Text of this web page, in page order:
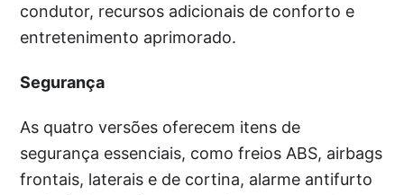
condutor, recursos adicionais de conforto e
entretenimento aprimorado.
Segurança
As quatro versões oferecem itens de
segurança essenciais, como freios ABS, airbags
frontais, laterais e de cortina, alarme antifurto